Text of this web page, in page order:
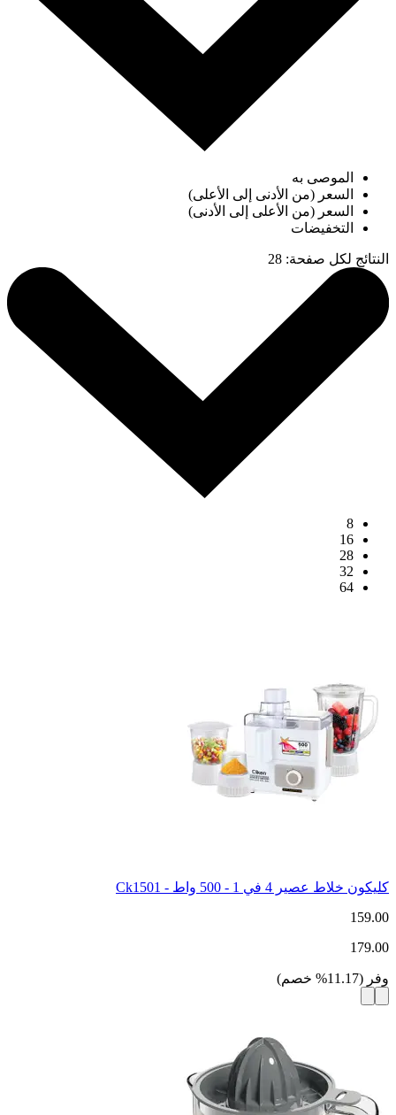
الموصى به
السعر (من الأدنى إلى الأعلى)
السعر (من الأعلى إلى الأدنى)
التخفيضات
النتائج لكل صفحة:
28
8
16
28
32
64
كليكون خلاط عصير 4 في 1 - 500 واط - Ck1501
159.00
179.00
وفر (
11.17
% خصم)